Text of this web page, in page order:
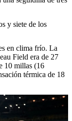
y siete de los
en clima frío. La
Field era de 27
10 millas (16
térmica de 18